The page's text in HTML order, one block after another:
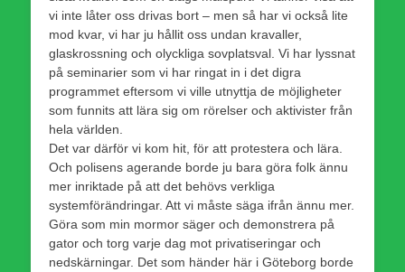
vi inte låter oss drivas bort – men så har vi också lite
mod kvar, vi har ju hållit oss undan kravaller,
glaskrossning och olyckliga sovplatsval. Vi har lyssnat
på seminarier som vi har ringat in i det digra
programmet eftersom vi ville utnyttja de möjligheter
som funnits att lära sig om rörelser och aktivister från
hela världen.
Det var därför vi kom hit, för att protestera och lära.
Och polisens agerande borde ju bara göra folk ännu
mer inriktade på att det behövs verkliga
systemförändringar. Att vi måste säga ifrån ännu mer.
Göra som min mormor säger och demonstrera på
gator och torg varje dag mot privatiseringar och
nedskärningar. Det som händer här i Göteborg borde